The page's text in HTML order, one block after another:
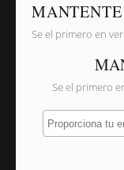
Se el primero en
Se el primero
Proporciona tu